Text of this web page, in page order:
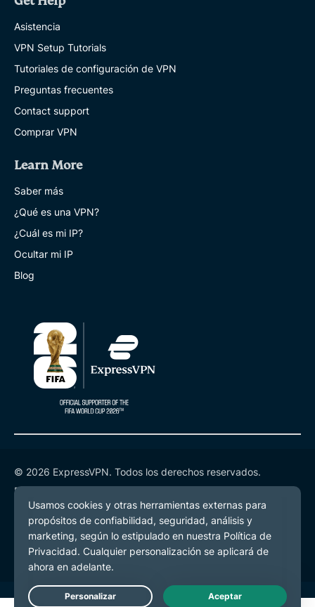
Asistencia
VPN Setup Tutorials
Tutoriales de configuración de VPN
Preguntas frecuentes
Contact support
Comprar VPN
Learn More
Saber más
¿Qué es una VPN?
¿Cuál es mi IP?
Ocultar mi IP
Blog
© 2026 ExpressVPN. Todos los derechos reservados.
Política de Privacidad
Términos de Servicio
Preferencias de cookies